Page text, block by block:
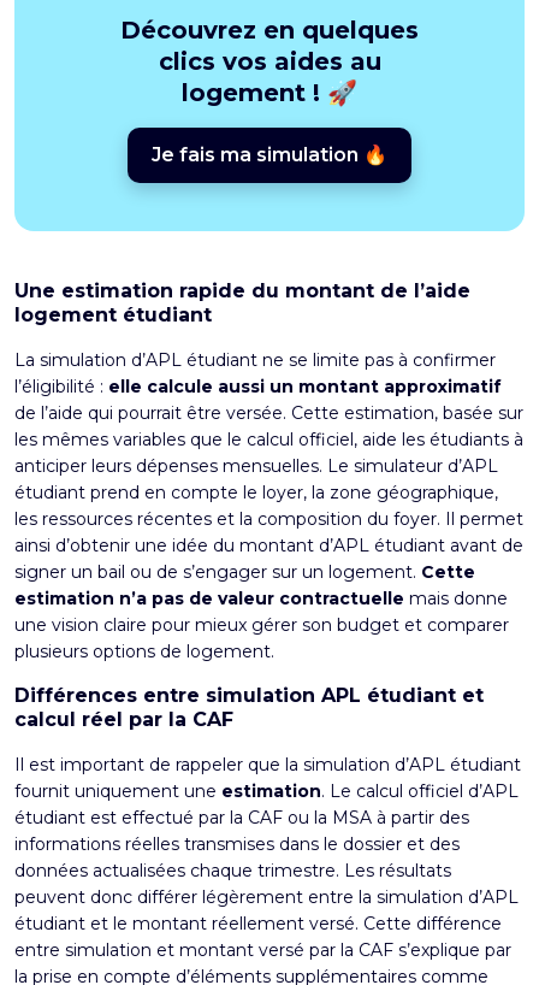
Découvrez en quelques
clics vos aides au
logement ! 🚀
Je fais ma simulation 🔥
Une estimation rapide du montant de l’aide
logement étudiant
La simulation d’APL étudiant ne se limite pas à confirmer
l’éligibilité : elle calcule aussi un montant approximatif
de l’aide qui pourrait être versée. Cette estimation, basée sur
les mêmes variables que le calcul officiel, aide les étudiants à
anticiper leurs dépenses mensuelles. Le simulateur d’APL
étudiant prend en compte le loyer, la zone géographique,
les ressources récentes et la composition du foyer. Il permet
ainsi d’obtenir une idée du montant d’APL étudiant avant de
signer un bail ou de s’engager sur un logement. Cette
estimation n’a pas de valeur contractuelle mais donne
une vision claire pour mieux gérer son budget et comparer
plusieurs options de logement.
Différences entre simulation APL étudiant et
calcul réel par la CAF
Il est important de rappeler que la simulation d’APL étudiant
fournit uniquement une estimation. Le calcul officiel d’APL
étudiant est effectué par la CAF ou la MSA à partir des
informations réelles transmises dans le dossier et des
données actualisées chaque trimestre. Les résultats
peuvent donc différer légèrement entre la simulation d’APL
étudiant et le montant réellement versé. Cette différence
entre simulation et montant versé par la CAF s’explique par
la prise en compte d’éléments supplémentaires comme